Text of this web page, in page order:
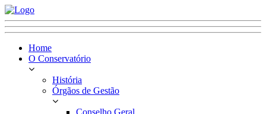
Home
O Conservatório
História
Órgãos de Gestão
Conselho Geral